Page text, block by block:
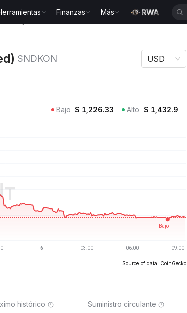
Finanzas Más
SNDKON USD
Bajo $ 1,226.33 Alto $ 1,432.9
Source of data: CoinGecko
histórico Suministro circulante